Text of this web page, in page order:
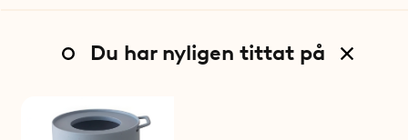
Du har nyligen tittat på